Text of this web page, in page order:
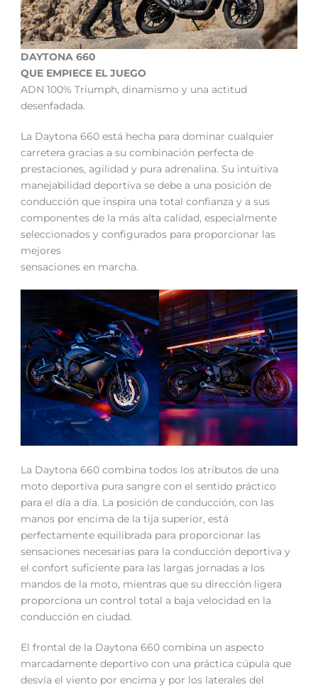
DAYTONA 660
QUE EMPIECE EL JUEGO
ADN 100% Triumph, dinamismo y una actitud
desenfadada.
La Daytona 660 está hecha para dominar cualquier
carretera gracias a su combinación perfecta de
prestaciones, agilidad y pura adrenalina. Su intuitiva
manejabilidad deportiva se debe a una posición de
conducción que inspira una total confianza y a sus
componentes de la más alta calidad, especialmente
seleccionados y configurados para proporcionar las
mejores
sensaciones en marcha.
La Daytona 660 combina todos los atributos de una
moto deportiva pura sangre con el sentido práctico
para el día a día. La posición de conducción, con las
manos por encima de la tija superior, está
perfectamente equilibrada para proporcionar las
sensaciones necesarias para la conducción deportiva y
el confort suficiente para las largas jornadas a los
mandos de la moto, mientras que su dirección ligera
proporciona un control total a baja velocidad en la
conducción en ciudad.
El frontal de la Daytona 660 combina un aspecto
marcadamente deportivo con una práctica cúpula que
desvía el viento por encima y por los laterales del